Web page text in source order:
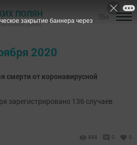
ПОЛЯН
район
2020
смерти от коронавирусной
зарегистрировано 136 случаев
898 0 0
закрытие баннера через